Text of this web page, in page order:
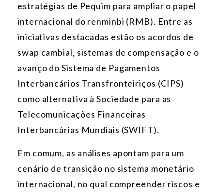
estratégias de Pequim para ampliar o papel
internacional do renminbi (RMB). Entre as
iniciativas destacadas estão os acordos de
swap cambial, sistemas de compensação e o
avanço do Sistema de Pagamentos
Interbancários Transfronteiriços (CIPS)
como alternativa à Sociedade para as
Telecomunicações Financeiras
Interbancárias Mundiais (SWIFT).
Em comum, as análises apontam para um
cenário de transição no sistema monetário
internacional, no qual compreender riscos e